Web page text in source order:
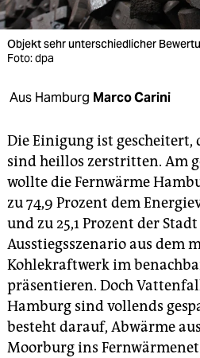
wahrheit
verlag
veranstaltungen
shop
fragen & hilfe
unterstützen
abo
genossenschaft
epaper login
Objekt sehr unterschiedlicher
Foto: dpa
Aus Hamburg Marco Carini
Die Einigung ist gescheitert,
sind heillos zerstritten. Am
wollte die Fernwärme
zu 74,9 Prozent dem
und zu 25,1 Prozent der
Ausstiegsszenario aus dem
Kohlekraftwerk im
präsentieren. Doch
Hamburg sind vollends
besteht darauf, Abwärme
Moorburg ins